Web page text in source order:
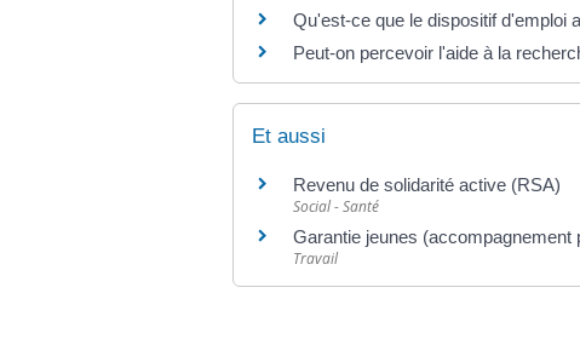
Qu'est-ce que le dispositif d'emploi
Peut-on percevoir l'aide à la
Et aussi
Revenu de solidarité active (RSA)
Social - Santé
Garantie jeunes (accompagnement
Travail